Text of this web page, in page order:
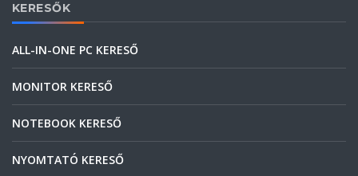
KERESŐK
ALL-IN-ONE PC KERESŐ
MONITOR KERESŐ
NOTEBOOK KERESŐ
NYOMTATÓ KERESŐ